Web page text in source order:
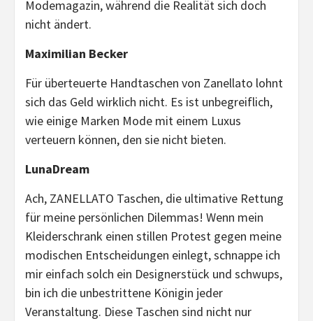
Modemagazin, während die Realität sich doch
nicht ändert.
Maximilian Becker
Für überteuerte Handtaschen von Zanellato lohnt
sich das Geld wirklich nicht. Es ist unbegreiflich,
wie einige Marken Mode mit einem Luxus
verteuern können, den sie nicht bieten.
LunaDream
Ach, ZANELLATO Taschen, die ultimative Rettung
für meine persönlichen Dilemmas! Wenn mein
Kleiderschrank einen stillen Protest gegen meine
modischen Entscheidungen einlegt, schnappe ich
mir einfach solch ein Designerstück und schwups,
bin ich die unbestrittene Königin jeder
Veranstaltung. Diese Taschen sind nicht nur